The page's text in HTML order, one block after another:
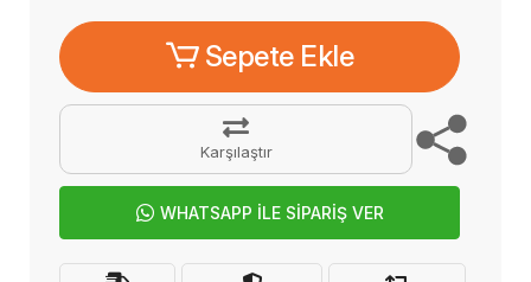
Sepete Ekle
Karşılaştır
WHATSAPP İLE SİPARİŞ VER